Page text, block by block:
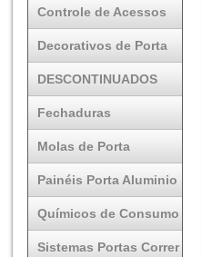
Controle de Acessos
Decorativos de Porta
DESCONTINUADOS
Fechaduras
Molas de Porta
Painéis Porta Aluminio
Químicos de Consumo
Sistemas Portas Correr